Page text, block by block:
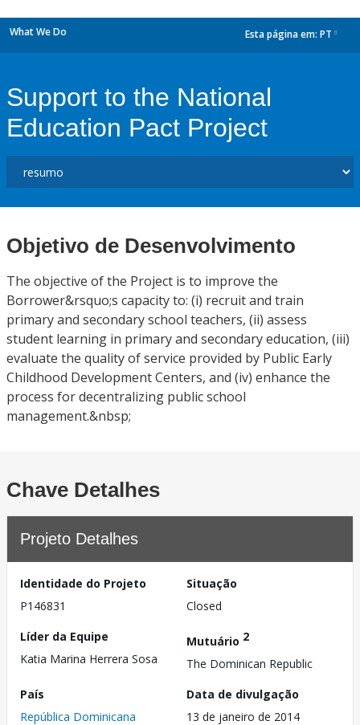
What We Do Esta página em: PT
Support to the National
Education Pact Project
Objetivo de Desenvolvimento
The objective of the Project is to improve the
Borrower&rsquo;s capacity to: (i) recruit and train
primary and secondary school teachers, (ii) assess
student learning in primary and secondary education, (iii)
evaluate the quality of service provided by Public Early
Childhood Development Centers, and (iv) enhance the
process for decentralizing public school
management.&nbsp;
Chave Detalhes
Projeto Detalhes
Identidade do Projeto
P146831
Situação
Closed
Líder da Equipe
Katia Marina Herrera Sosa
Mutuário 2
The Dominican Republic
País
República Dominicana
Data de divulgação
13 de janeiro de 2014